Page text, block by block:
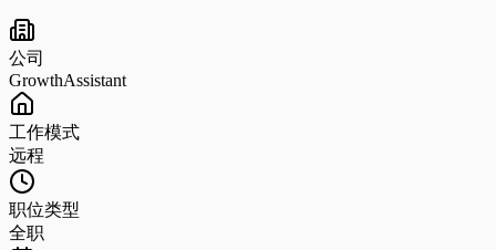
公司
GrowthAssistant
工作模式
远程
职位类型
全职